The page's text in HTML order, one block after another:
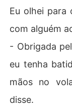
Eu olhei para
com alguém
- Obrigada
eu tenha
mãos no
disse.